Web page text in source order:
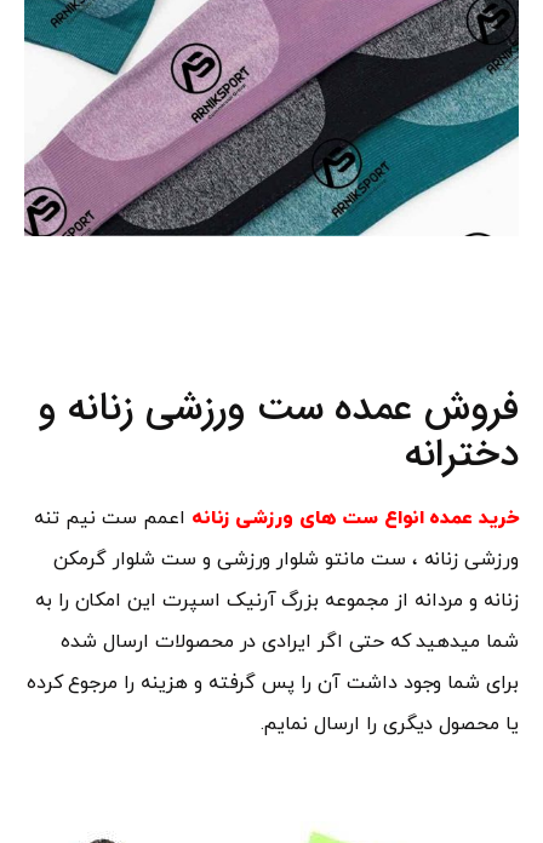
فروش عمده ست ورزشی زنانه و
دخترانه
خرید عمده انواع ست های ورزشی زنانه اعمم ست نیم تنه
ورزشی زنانه ، ست مانتو شلوار ورزشی و ست شلوار گرمکن
زنانه و مردانه از مجموعه بزرگ آرنیک اسپرت این امکان را به
شما میدهید که حتی اگر ایرادی در محصولات ارسال شده
برای شما وجود داشت آن را پس گرفته و هزینه را مرجوع کرده
یا محصول دیگری را ارسال نمایم.